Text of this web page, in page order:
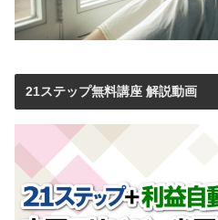
21ステップ無料講座 解説動画